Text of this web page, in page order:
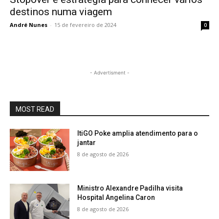
destinos numa viagem
André Nunes - 15 de fevereiro de 2024 0
- Advertisment -
MOST READ
ItiGO Poke amplia atendimento para o
jantar
8 de agosto de 2026
Ministro Alexandre Padilha visita
Hospital Angelina Caron
8 de agosto de 2026